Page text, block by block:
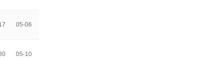
05-06
05-10